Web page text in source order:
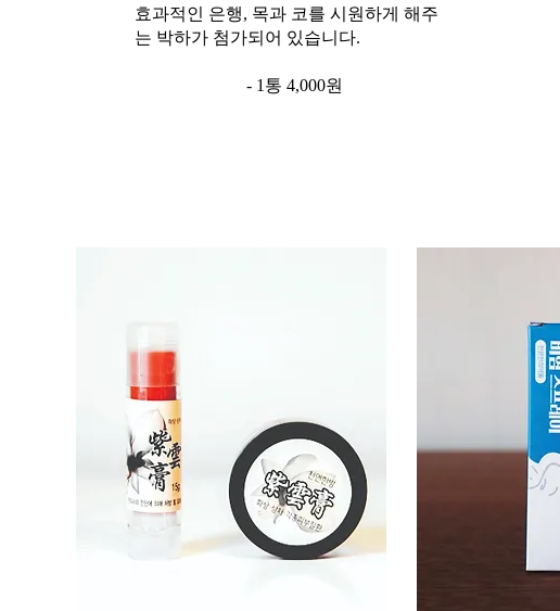
효과적인 은행, 목과 코를 시원하게 해주
는 박하가 첨가되어 있습니다.
- 1통 4,000원